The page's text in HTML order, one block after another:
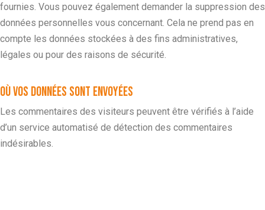
fournies. Vous pouvez également demander la suppression des
données personnelles vous concernant. Cela ne prend pas en
compte les données stockées à des fins administratives,
légales ou pour des raisons de sécurité.
Où vos données sont envoyées
Les commentaires des visiteurs peuvent être vérifiés à l’aide
d’un service automatisé de détection des commentaires
indésirables.